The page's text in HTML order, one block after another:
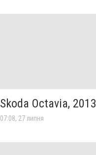
Skoda Octavia, 2013
07:08, 27 липня